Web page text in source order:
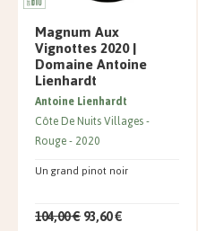
Magnum Aux
Vignottes 2020 |
Domaine Antoine
Lienhardt
Un grand pinot noir
Antoine Lienhardt
Côte De Nuits Villages
Rouge 2020
104,00 €93,60 €